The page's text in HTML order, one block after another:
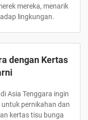
mereka, menarik
lingkungan.
dengan Kertas
Asia Tenggara ingin
pernikahan dan
kertas tisu bunga